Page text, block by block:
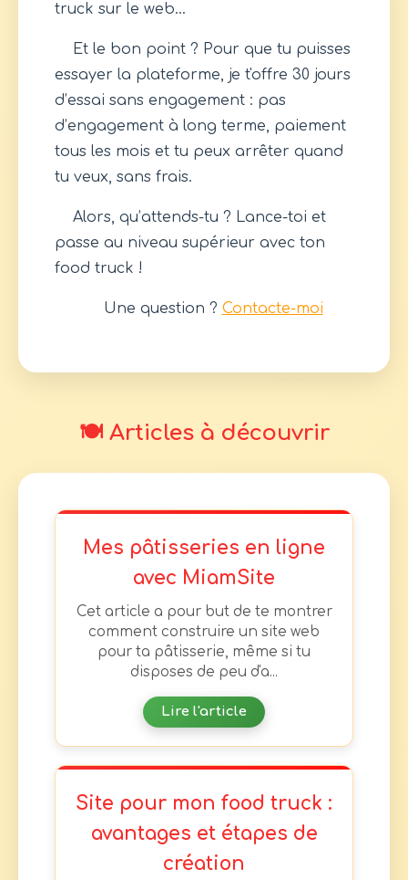
truck sur le web…
Et le bon point ? Pour que tu puisses
essayer la plateforme, je t'offre 30 jours
d’essai sans engagement : pas
d’engagement à long terme, paiement
tous les mois et tu peux arrêter quand
tu veux, sans frais.
Alors, qu’attends-tu ? Lance-toi et
passe au niveau supérieur avec ton
food truck !
Une question ? Contacte-moi
🍽️ Articles à découvrir
Mes pâtisseries en ligne
avec MiamSite
Cet article a pour but de te montrer
comment construire un site web
pour ta pâtisserie, même si tu
disposes de peu d'a...
Lire l'article
Site pour mon food truck :
avantages et étapes de
création